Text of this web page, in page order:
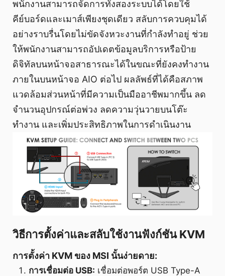
พนักงานสามารถจัดการทั้งสองระบบได้โดยใช้
คีย์บอร์ดและเมาส์เพียงชุดเดียว สลับการควบคุมได้
อย่างราบรื่นโดยไม่ขัดจังหวะงานที่กำลังทำอยู่ ช่วย
ให้พนักงานสามารถอัปเดตข้อมูลบริการหรือป้าย
ดิจิทัลบนหน้าจอสาธารณะได้ในขณะที่ยังคงทำงาน
ภายในบนหน้าจอ AIO ต่อไป ผลลัพธ์ที่ได้คือสภาพ
แวดล้อมส่วนหน้าที่มีความเป็นมืออาชีพมากขึ้น ลด
จำนวนอุปกรณ์ต่อพ่วง ลดความวุ่นวายบนโต๊ะ
ทำงาน และเพิ่มประสิทธิภาพในการดำเนินงาน
วิธีการตั้งค่าและสลับใช้งานฟังก์ชัน KVM
การตั้งค่า KVM ของ MSI นั้นง่ายดาย:
การเชื่อมต่อ USB: เชื่อมต่อพอร์ต USB Type-A